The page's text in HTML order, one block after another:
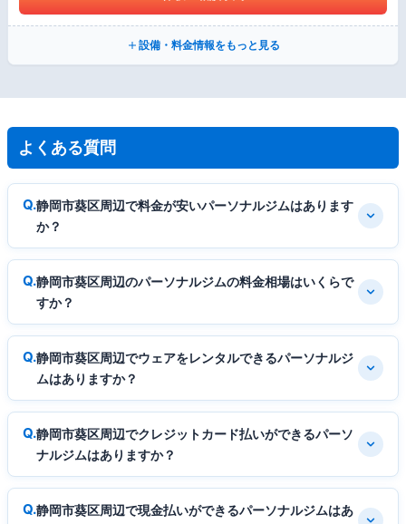
設備・料金情報をもっと見る
よくある質問
静岡市葵区周辺で料金が安いパーソナルジムはあります
か？
静岡市葵区周辺のパーソナルジムの料金相場はいくらで
すか？
静岡市葵区周辺でウェアをレンタルできるパーソナルジ
ムはありますか？
静岡市葵区周辺でクレジットカード払いができるパーソ
ナルジムはありますか？
静岡市葵区周辺で現金払いができるパーソナルジムはあ